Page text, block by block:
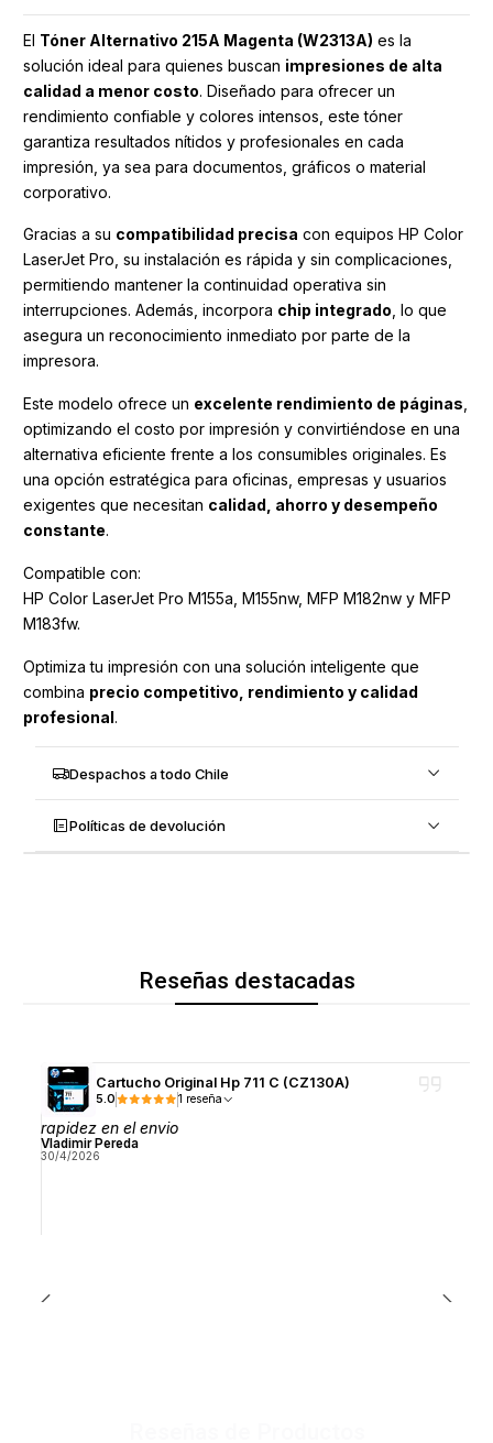
El Tóner Alternativo 215A Magenta (W2313A) es la
solución ideal para quienes buscan impresiones de alta
calidad a menor costo. Diseñado para ofrecer un
rendimiento confiable y colores intensos, este tóner
garantiza resultados nítidos y profesionales en cada
impresión, ya sea para documentos, gráficos o material
corporativo.
Gracias a su compatibilidad precisa con equipos HP Color
LaserJet Pro, su instalación es rápida y sin complicaciones,
permitiendo mantener la continuidad operativa sin
interrupciones. Además, incorpora chip integrado , lo que
asegura un reconocimiento inmediato por parte de la
impresora.
Este modelo ofrece un excelente rendimiento de páginas
optimizando el costo por impresión y convirtiéndose en una
alternativa eficiente frente a los consumibles originales. Es
una opción estratégica para oficinas, empresas y usuarios
exigentes que necesitan calidad, ahorro y desempeño
constante.
Compatible con:
HP Color LaserJet Pro M155a, M155nw, MFP M182nw y MFP
M183fw.
Optimiza tu impresión con una solución inteligente que
combina precio competitivo, rendimiento y calidad
profesional.
Despachos a todo Chile
Políticas de devolución
Reseñas destacadas
Cartucho Original Hp 711 C (CZ130A)
5.0 1 reseña
rapidez en el envio
Vladimir Pereda
30/4/2026